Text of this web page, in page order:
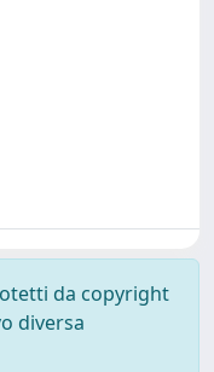
da copyright
diversa